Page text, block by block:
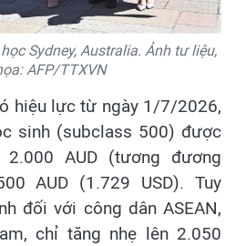
Sydney, Australia. Ảnh tư liệu,
AFP/TTXVN
hiệu lực từ ngày 1/7/2026,
sinh (subclass 500) được
AUD (tương đương
AUD (1.729 USD). Tuy
đối với công dân ASEAN,
chỉ tăng nhẹ lên 2.050